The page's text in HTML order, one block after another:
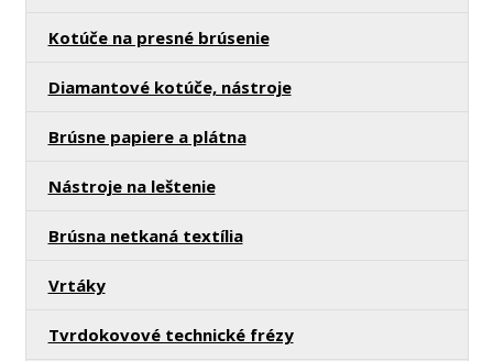
Kotúče na presné brúsenie
Diamantové kotúče, nástroje
Brúsne papiere a plátna
Nástroje na leštenie
Brúsna netkaná textília
Vrtáky
Tvrdokovové technické frézy